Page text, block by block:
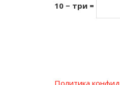
10 − три =